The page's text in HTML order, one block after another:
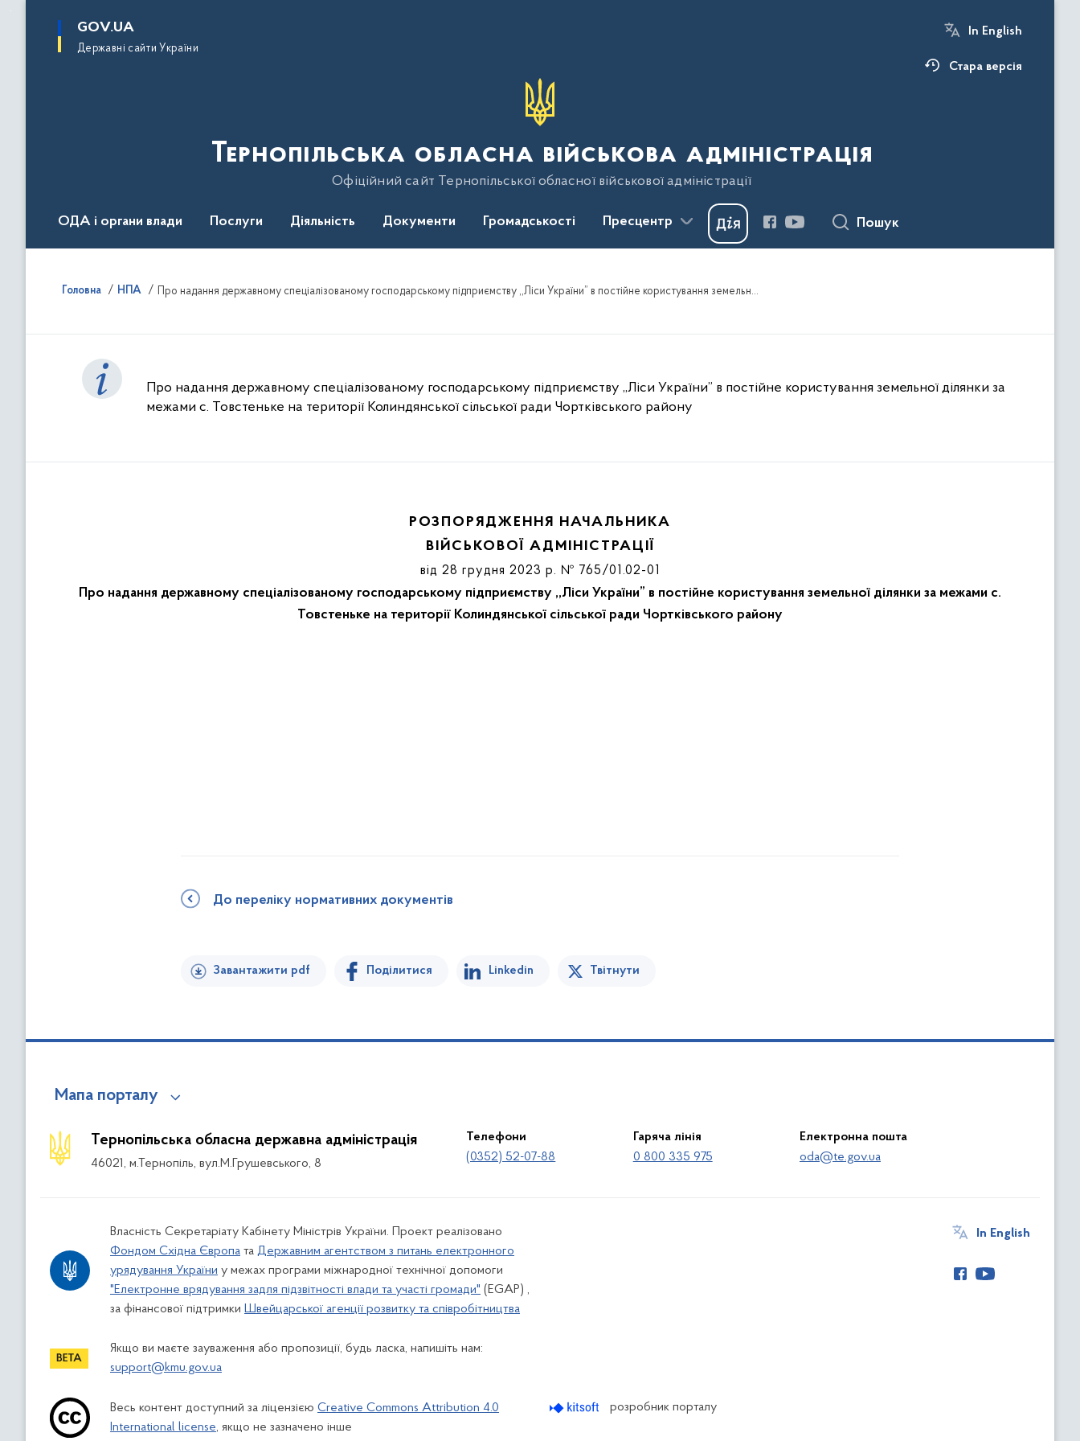
основного
GOV.UA
Державні сайти України
In English
Стара версія
Тернопільська обласна військова адміністрація
Офіційний сайт Тернопільської обласної військової адміністрації
ОДА і органи влади Послуги Діяльність Документи Громадськості Пресцентр Пошук
Головна НПА Про надання державному спеціалізованому господарському підприємству ,,Ліси України” в постійне користування земельної ділянки за межами с. Товстеньке на території Колиндянської сільської ради Чортківського району
Про надання державному спеціалізованому господарському підприємству ,,Ліси України” в постійне користування земельної ділянки за
межами с. Товстеньке на території Колиндянської сільської ради Чортківського району
РОЗПОРЯДЖЕННЯ НАЧАЛЬНИКА
ВІЙСЬКОВОЇ АДМІНІСТРАЦІЇ
від 28 грудня 2023 р. № 765/01.02-01
Про надання державному спеціалізованому господарському підприємству ,,Ліси України” в постійне користування земельної ділянки за межами с.
Товстеньке на території Колиндянської сільської ради Чортківського району
До переліку нормативних документів
Завантажити pdf Поділитися Linkedin Твітнути
Мапа порталу
Тернопільська обласна державна адміністрація
46021, м.Тернопіль, вул.М.Грушевського, 8
Телефони
(0352) 52-07-88
Гаряча лінія
0 800 335 975
Електронна пошта
oda@te.gov.ua
Власність Секретаріату Кабінету Міністрів України. Проект реалізовано
Фондом Східна Європа та Державним агентством з питань електронного
урядування України у межах програми міжнародної технічної допомоги
"Електронне врядування задля підзвітності влади та участі громади" (EGAP) ,
за фінансової підтримки Швейцарської агенції розвитку та співробітництва
Якщо ви маєте зауваження або пропозиції, будь ласка, напишіть нам:
support@kmu.gov.ua
In English
Весь контент доступний за ліцензією Creative Commons Attribution 4.0
International license, якщо не зазначено інше
розробник порталу